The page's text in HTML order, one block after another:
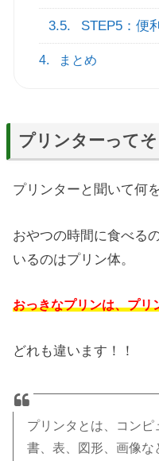
3.5. STEP5：便
4. まとめ
プリンターって
プリンターと聞いて何
おやつの時間に食べる
いるのはプリン体。
おっきなプリンは、プリ
どれも違います！！
プリンタとは、コン
書、表、図形、画像